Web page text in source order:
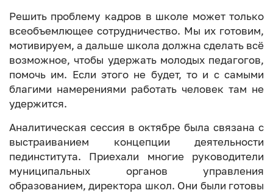
Решить проблему кадров в школе может только
всеобъемлющее сотрудничество. Мы их готовим,
мотивируем, а дальше школа должна сделать всё
возможное, чтобы удержать молодых педагогов,
помочь им. Если этого не будет, то и с самыми
благими намерениями работать человек там не
удержится.
Аналитическая сессия в октябре была связана с
выстраиванием концепции деятельности
пединститута. Приехали многие руководители
муниципальных органов управления
образованием, директора школ. Они были готовы